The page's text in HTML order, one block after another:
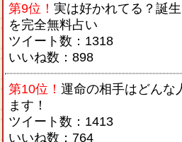
第9位！ 実は好かれてる？誕
を完全無料占い
ツイート数：1318
いいね数：898
第10位！ 運命の相手はどんな
ます！
ツイート数：1413
いいね数：764